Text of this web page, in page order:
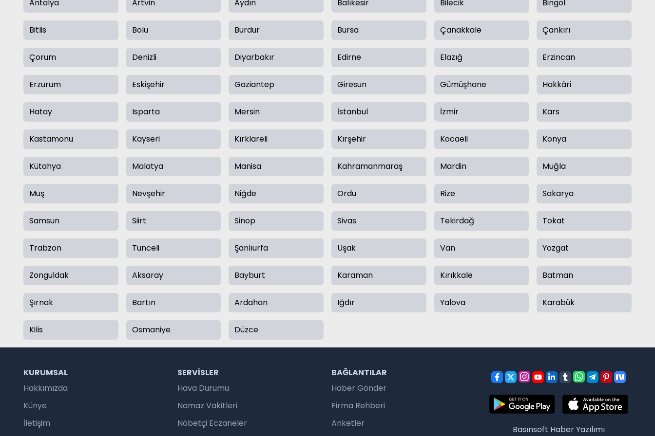
Antalya Artvin Aydın Balıkesir Bilecik Bingöl
Bitlis Bolu Burdur Bursa Çanakkale Çankırı
Çorum Denizli Diyarbakır Edirne Elazığ Erzincan
Erzurum Eskişehir Gaziantep Giresun Gümüşhane Hakkâri
Hatay Isparta Mersin İstanbul İzmir Kars
Kastamonu Kayseri Kırklareli Kırşehir Kocaeli Konya
Kütahya Malatya Manisa Kahramanmaraş Mardin Muğla
Muş Nevşehir Niğde Ordu Rize Sakarya
Samsun Siirt Sinop Sivas Tekirdağ Tokat
Trabzon Tunceli Şanlıurfa Uşak Van Yozgat
Zonguldak Aksaray Bayburt Karaman Kırıkkale Batman
Şırnak Bartın Ardahan Iğdır Yalova Karabük
Kilis Osmaniye Düzce
KURUMSAL
Hakkımızda
Künye
İletişim
SERVISLER
Hava Durumu
Namaz Vakitleri
Nöbetçi Eczaneler
BAĞLANTILAR
Haber Gönder
Firma Rehberi
Anketler
Basınsoft Haber Yazılımı